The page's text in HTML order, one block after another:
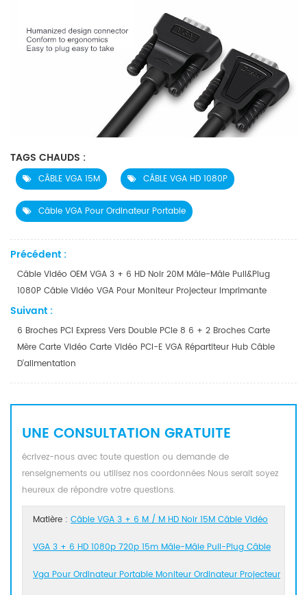
TAGS CHAUDS :
CÂBLE VGA 15M CÂBLE VGA HD 1080P
Câble VGA Pour Ordinateur Portable
Précédent :
Câble Vidéo OEM VGA 3 + 6 HD Noir 20M Mâle-Mâle Pull&Plug
1080P Câble Vidéo VGA Pour Moniteur Projecteur Imprimante
Suivant :
6 Broches PCI Express Vers Double PCIe 8 6 + 2 Broches Carte
Mère Carte Vidéo Carte Vidéo PCI-E VGA Répartiteur Hub Câble
D'alimentation
UNE CONSULTATION GRATUITE
écrivez-nous avec toute question ou demande de
renseignements ou utilisez nos coordonnées Nous serait soyez
heureux de répondre votre questions.
Matière : Câble VGA 3 + 6 M / M HD Noir 15M Câble Vidéo
VGA 3 + 6 HD 1080p 720p 15m Mâle-Mâle Pull-Plug Câble
Vga Pour Ordinateur Portable Moniteur Ordinateur Projecteur